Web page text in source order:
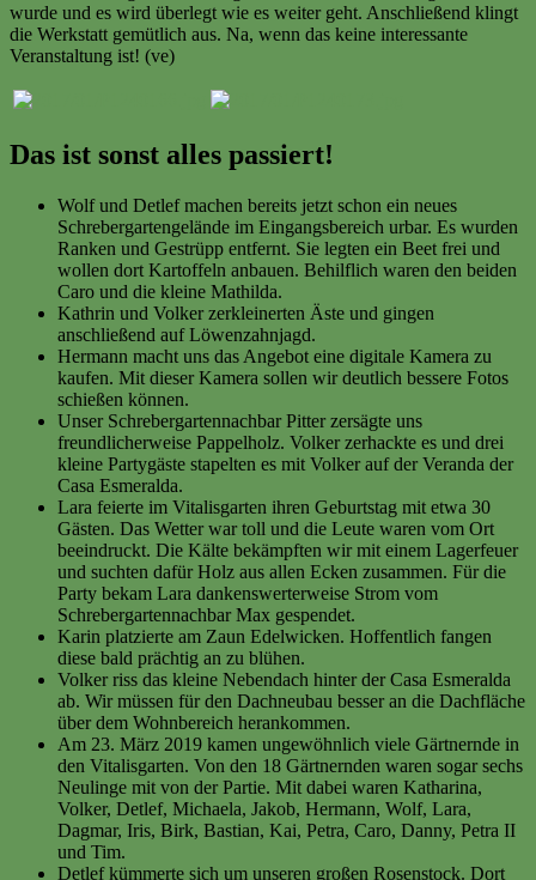
wurde und es wird überlegt wie es weiter geht. Anschließend klingt
die Werkstatt gemütlich aus. Na, wenn das keine interessante
Veranstaltung ist! (ve)
Das ist sonst alles passiert!
Wolf und Detlef machen bereits jetzt schon ein neues
Schrebergartengelände im Eingangsbereich urbar. Es wurden
Ranken und Gestrüpp entfernt. Sie legten ein Beet frei und
wollen dort Kartoffeln anbauen. Behilflich waren den beiden
Caro und die kleine Mathilda.
Kathrin und Volker zerkleinerten Äste und gingen
anschließend auf Löwenzahnjagd.
Hermann macht uns das Angebot eine digitale Kamera zu
kaufen. Mit dieser Kamera sollen wir deutlich bessere Fotos
schießen können.
Unser Schrebergartennachbar Pitter zersägte uns
freundlicherweise Pappelholz. Volker zerhackte es und drei
kleine Partygäste stapelten es mit Volker auf der Veranda der
Casa Esmeralda.
Lara feierte im Vitalisgarten ihren Geburtstag mit etwa 30
Gästen. Das Wetter war toll und die Leute waren vom Ort
beeindruckt. Die Kälte bekämpften wir mit einem Lagerfeuer
und suchten dafür Holz aus allen Ecken zusammen. Für die
Party bekam Lara dankenswerterweise Strom vom
Schrebergartennachbar Max gespendet.
Karin platzierte am Zaun Edelwicken. Hoffentlich fangen
diese bald prächtig an zu blühen.
Volker riss das kleine Nebendach hinter der Casa Esmeralda
ab. Wir müssen für den Dachneubau besser an die Dachfläche
über dem Wohnbereich herankommen.
Am 23. März 2019 kamen ungewöhnlich viele Gärtnernde in
den Vitalisgarten. Von den 18 Gärtnernden waren sogar sechs
Neulinge mit von der Partie. Mit dabei waren Katharina,
Volker, Detlef, Michaela, Jakob, Hermann, Wolf, Lara,
Dagmar, Iris, Birk, Bastian, Kai, Petra, Caro, Danny, Petra II
und Tim.
Detlef kümmerte sich um unseren großen Rosenstock. Dort